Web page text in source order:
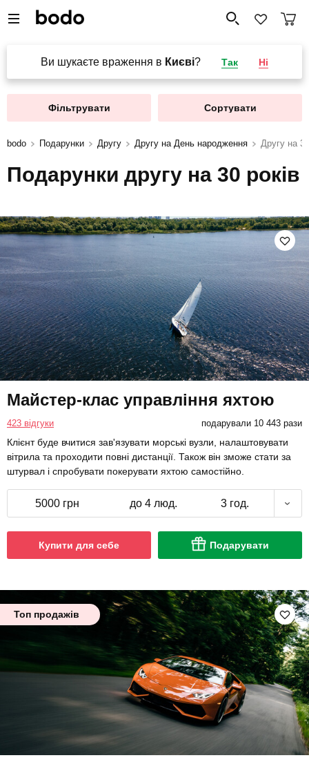
Ви шукаєте враження в Києві? Так Ні
Фільтрувати Сортувати
bodo Подарунки Другу Другу на День народження Другу на
Подарунки другу на 30 років
Майстер-клас управління яхтою
423 відгуки подарували 10 443 рази
Клієнт буде вчитися зав'язувати морські вузли, налаштовувати
вітрила та проходити повні дистанції. Також він зможе стати за
штурвал і спробувати покерувати яхтою самостійно.
5000 грн до 4 люд. 3 год.
Купити для себе Подарувати
Топ продажів